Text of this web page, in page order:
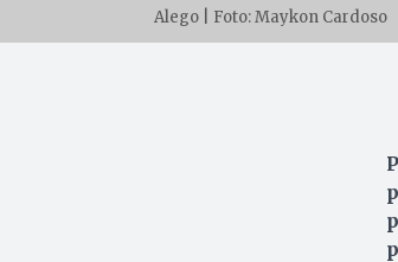
Alego | Foto: Maykon Cardoso